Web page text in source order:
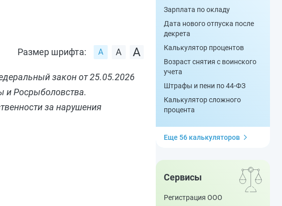
Размер шрифта:
закон от 25.05.2026
и Росрыболовства.
за нарушения
Зарплата по окладу
Дата нового отпуска после
декрета
Калькулятор процентов
Возраст снятия с воинского
учета
Штрафы и пени по 44-ФЗ
Калькулятор сложного
процента
Еще 56 калькуляторов
Сервисы
Регистрация ООО